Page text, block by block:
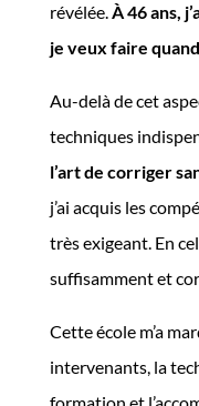
révélée.À 46 ans,
je veux faire
Au-delà de cet
techniques
l’art de corriger
j’ai acquis les
très exigeant. En
suffisamment et
Cette école m’a
intervenants, la